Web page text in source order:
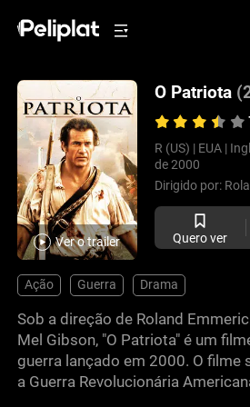
Ver o trailer
O Patriota
R (US) | EUA |
de 2000
Dirigido por:
Quero ver
Ação Guerra Drama
Sob a direção de Roland
Mel Gibson, "O Patriota" é um
guerra lançado em 2000. O filme
a Guerra Revolucionária